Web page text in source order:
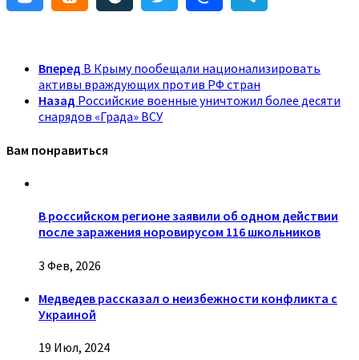
Вперед В Крыму пообещали национализировать
активы враждующих против РФ стран
Назад Российские военные уничтожил более десяти
снарядов «Града» ВСУ
Вам понравиться
В российском регионе заявили об одном действии
после заражения норовирусом 116 школьников
3 Фев, 2026
Медведев рассказал о неизбежности конфликта с
Украиной
19 Июл, 2024